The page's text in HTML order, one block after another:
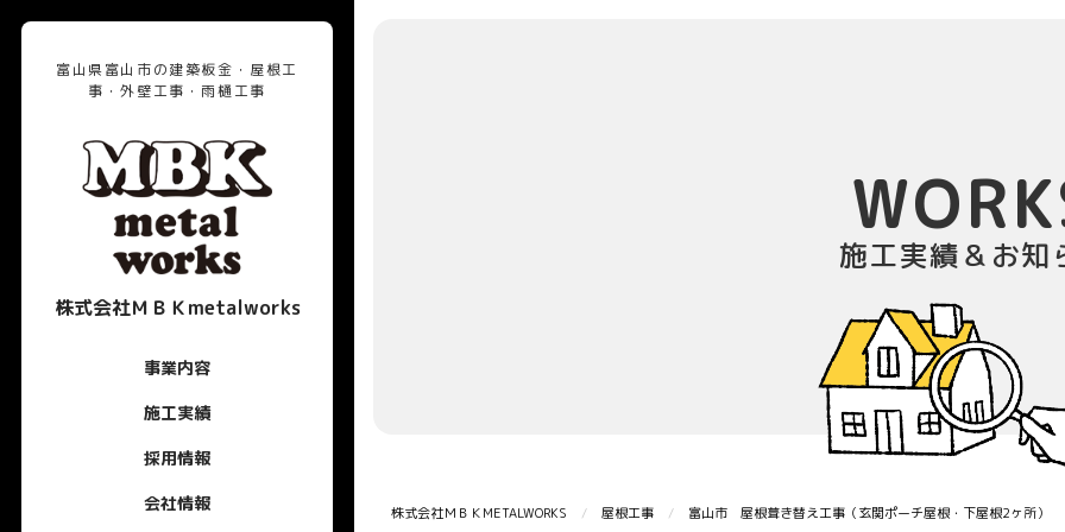
富山県富山市の建築板金・屋根工
事・外壁工事・雨樋工事
株式会社ＭＢＫmetalworks
事業内容
施工実績
採用情報
会社情報
施工実績＆お知
株式会社ＭＢＫMETALWORKS 屋根工事 富山市 屋根葺き替え工事（玄関ポーチ屋根・下屋根2ヶ所）